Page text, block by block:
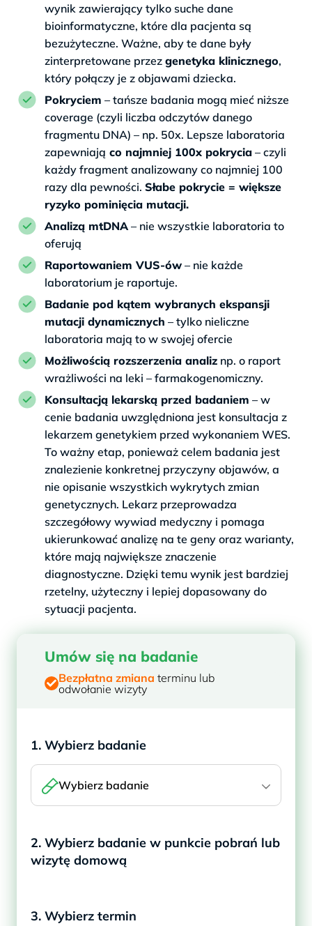
wynik zawierający tylko suche dane
bioinformatyczne, które dla pacjenta są
bezużyteczne. Ważne, aby te dane były
zinterpretowane przez genetyka klinicznego,
który połączy je z objawami dziecka.
Pokryciem – tańsze badania mogą mieć niższe
coverage (czyli liczba odczytów danego
fragmentu DNA) – np. 50x. Lepsze laboratoria
zapewniają co najmniej 100x pokrycia – czyli
każdy fragment analizowany co najmniej 100
razy dla pewności. Słabe pokrycie = większe
ryzyko pominięcia mutacji.
Analizą mtDNA – nie wszystkie laboratoria to
oferują
Raportowaniem VUS-ów – nie każde
laboratorium je raportuje.
Badanie pod kątem wybranych ekspansji
mutacji dynamicznych – tylko nieliczne
laboratoria mają to w swojej ofercie
Możliwością rozszerzenia analiz np. o raport
wrażliwości na leki – farmakogenomiczny.
Konsultacją lekarską przed badaniem – w
cenie badania uwzględniona jest konsultacja z
lekarzem genetykiem przed wykonaniem WES.
To ważny etap, ponieważ celem badania jest
znalezienie konkretnej przyczyny objawów, a
nie opisanie wszystkich wykrytych zmian
genetycznych. Lekarz przeprowadza
szczegółowy wywiad medyczny i pomaga
ukierunkować analizę na te geny oraz warianty,
które mają największe znaczenie
diagnostyczne. Dzięki temu wynik jest bardziej
rzetelny, użyteczny i lepiej dopasowany do
sytuacji pacjenta.
Umów się na badanie
Bezpłatna zmiana terminu lub
odwołanie wizyty
1. Wybierz badanie
Wybierz badanie
2. Wybierz badanie w punkcie pobrań lub
wizytę domową
3. Wybierz termin